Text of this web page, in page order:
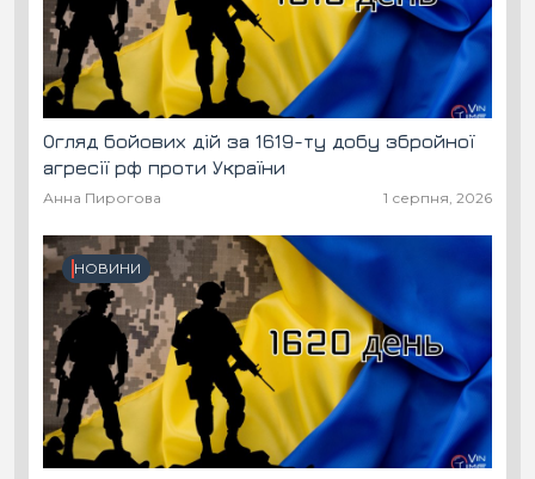
Огляд бойових дій за 1619-ту добу збройної
агресії рф проти України
Анна Пирогова 1 серпня, 2026
НОВИНИ